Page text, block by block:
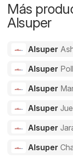
Más
Alsuper
Alsuper
Alsuper
Alsuper
Alsuper
Alsuper
Alsuper